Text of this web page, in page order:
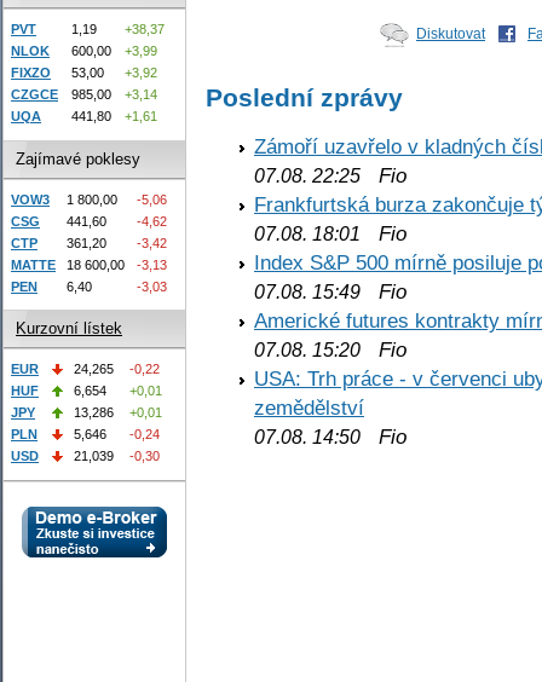
Diskutovat
Poslední zprávy
Zámoří uzavřelo v kladných
07.08. 22:25 Fio
Frankfurtská burza zakončuje
07.08. 18:01
Fio
Index S&P 500 mírně posiluje
07.08. 15:49 Fio
Americké futures kontrakty
07.08. 15:20 Fio
USA: Trh práce - v červenci
zemědělství
07.08. 14:50 Fio
PVT 1,19
+38,37
NLOK
600,00
+3,99
FIXZO
53,00
+3,92
CZGCE
985,00
+3,14
UQA
441,80 +1,61
Zajímavé poklesy
VOW3 1 800,00
-5,06
CSG
441,60
-4,62
CTP
361,20
-3,42
MATTE
18 600,00
-3,13
PEN
6,40 -3,03
Kurzovní lístek
EUR 24,265
-0,22
HUF
6,654
+0,01
JPY
13,286
+0,01
PLN
5,646
-0,24
USD
21,039 -0,30